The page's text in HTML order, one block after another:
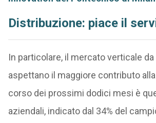
Distribuzione: piace il
In particolare, il mercato verticale
aspettano il maggiore contributo
corso dei prossimi dodici mesi è
aziendali, indicato dal 34% del